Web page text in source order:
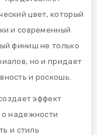
цвет, который
и современный
финиш не только
но и придает
и роскошь.
эффект
о надежности
и стиль